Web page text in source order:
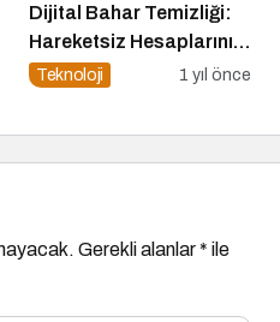
Dijital Bahar Temizliği:
Hareketsiz Hesaplarınızı
Temizlemenin Zamanı
Teknoloji 1 yıl önce
Gerekli alanlar* ile